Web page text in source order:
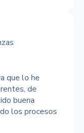
que lo he
de
buena
los procesos